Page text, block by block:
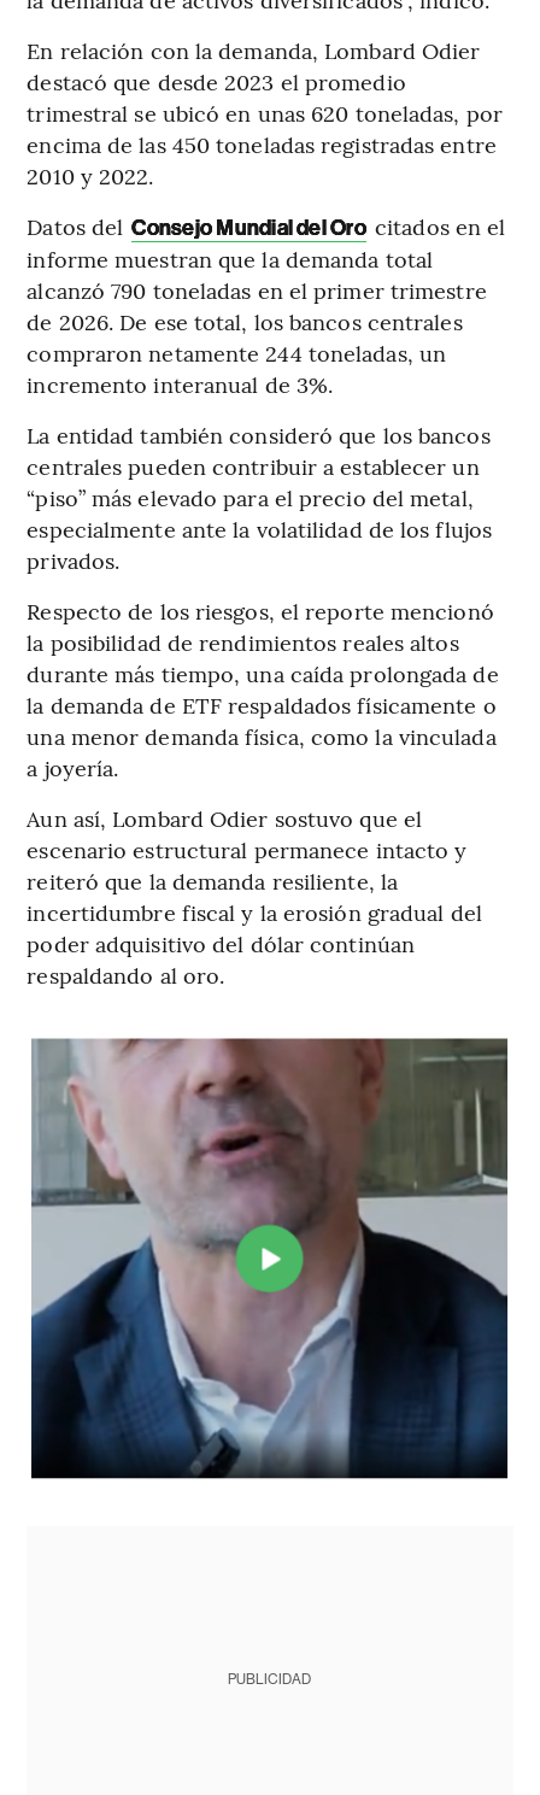
En relación con la demanda, Lombard Odier
destacó que desde 2023 el promedio
trimestral se ubicó en unas 620 toneladas, por
encima de las 450 toneladas registradas entre
2010 y 2022.
Datos del Consejo Mundial del Oro citados en el
informe muestran que la demanda total
alcanzó 790 toneladas en el primer trimestre
de 2026. De ese total, los bancos centrales
compraron netamente 244 toneladas, un
incremento interanual de 3%.
La entidad también consideró que los bancos
centrales pueden contribuir a establecer un
“piso” más elevado para el precio del metal,
especialmente ante la volatilidad de los flujos
privados.
Respecto de los riesgos, el reporte mencionó
la posibilidad de rendimientos reales altos
durante más tiempo, una caída prolongada de
la demanda de ETF respaldados físicamente o
una menor demanda física, como la vinculada
a joyería.
Aun así, Lombard Odier sostuvo que el
escenario estructural permanece intacto y
reiteró que la demanda resiliente, la
incertidumbre fiscal y la erosión gradual del
poder adquisitivo del dólar continúan
respaldando al oro.
PUBLICIDAD